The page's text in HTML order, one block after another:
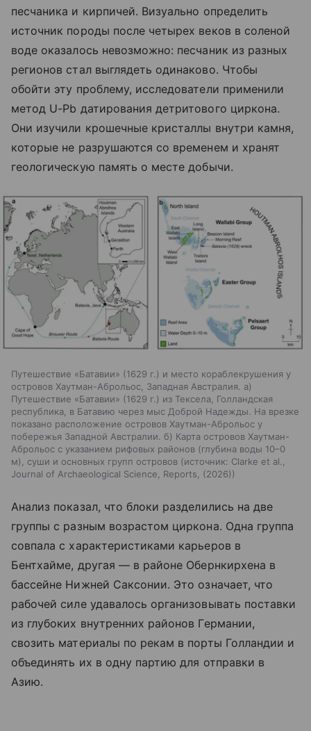
песчаника и кирпичей. Визуально определить
источник породы после четырех веков в соленой
воде оказалось невозможно: песчаник из разных
регионов стал выглядеть одинаково. Чтобы
обойти эту проблему, исследователи применили
метод U-Pb датирования детритового циркона.
Они изучили крошечные кристаллы внутри камня,
которые не разрушаются со временем и хранят
геологическую память о месте добычи.
Путешествие «Батавии» (1629 г.) и место кораблекрушения у
островов Хаутман-Аброльос, Западная Австралия. а)
Путешествие «Батавии» (1629 г.) из Тексела, Голландская
республика, в Батавию через мыс Доброй Надежды. На врезке
показано расположение островов Хаутман-Аброльос у
побережья Западной Австралии. б) Карта островов Хаутман-
Аброльос с указанием рифовых районов (глубина воды 10–0
м), суши и основных групп островов
источник: Clarke et al.,
Journal of Archaeological Science, Reports, (2026)
Анализ показал, что блоки разделились на две
группы с разным возрастом циркона. Одна группа
совпала с характеристиками карьеров в
Бентхайме, другая — в районе Обернкирхена в
бассейне Нижней Саксонии. Это означает, что
рабочей силе удавалось организовывать поставки
из глубоких внутренних районов Германии,
свозить материалы по рекам в порты Голландии и
объединять их в одну партию для отправки в
Азию.